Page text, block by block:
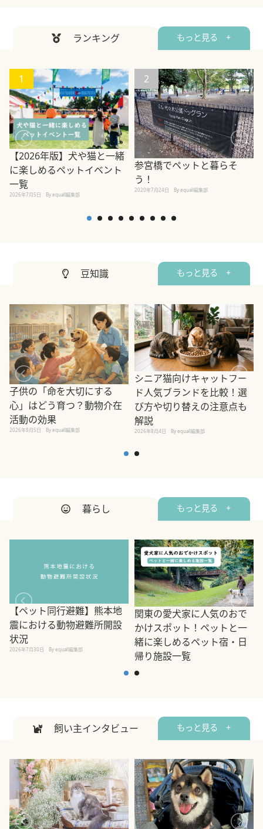
ランキング もっと見る +
1
【2026年版】犬や猫と一緒
に楽しめるペットイベント
一覧
2026年7月5日 By equall編集部
2
参宮橋でペットと暮らそ
う！
2020年7月24日 By equall編集部
豆知識 もっと見る +
子供の「命を大切にする
心」はどう育つ？動物介在
活動の効果
2026年8月5日 By equall編集部
シニア猫向けキャットフー
ド人気ブランドを比較！選
び方や切り替えの注意点も
解説
2026年8月4日 By equall編集部
暮らし もっと見る +
【ペット同行避難】熊本地
震における動物避難所開設
状況
2026年7月30日 By equall編集部
関東の愛犬家に人気のおで
かけスポット！ペットと一
緒に楽しめるペット宿・日
帰り施設一覧
飼い主インタビュー もっと見る +